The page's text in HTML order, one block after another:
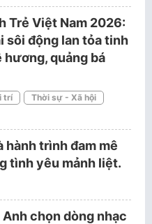
Trẻ Việt Nam 2026:
sôi động lan tỏa tinh
hương, quảng bá
trí
Thời sự - Xã hội
hành trình đam mê
tình yêu mảnh liệt.
chọn dòng nhạc